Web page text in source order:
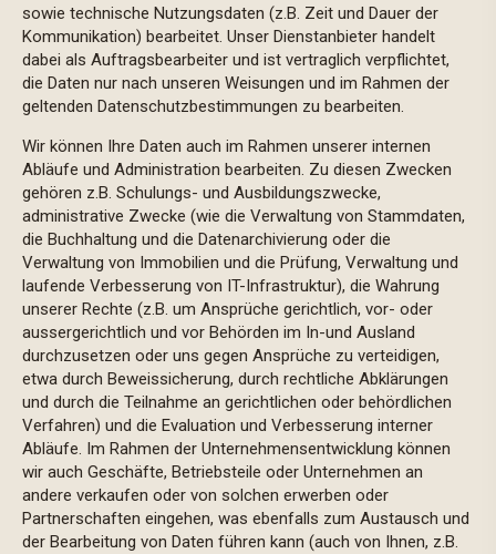
sowie technische Nutzungsdaten (z.B. Zeit und Dauer der
Kommunikation) bearbeitet. Unser Dienstanbieter handelt
dabei als Auftragsbearbeiter und ist vertraglich verpflichtet,
die Daten nur nach unseren Weisungen und im Rahmen der
geltenden Datenschutzbestimmungen zu bearbeiten.
Wir können Ihre Daten auch im Rahmen unserer internen
Abläufe und Administration bearbeiten. Zu diesen Zwecken
gehören z.B. Schulungs- und Ausbildungszwecke,
administrative Zwecke (wie die Verwaltung von Stammdaten,
die Buchhaltung und die Datenarchivierung oder die
Verwaltung von Immobilien und die Prüfung, Verwaltung und
laufende Verbesserung von IT-Infrastruktur), die Wahrung
unserer Rechte (z.B. um Ansprüche gerichtlich, vor- oder
aussergerichtlich und vor Behörden im In-und Ausland
durchzusetzen oder uns gegen Ansprüche zu verteidigen,
etwa durch Beweissicherung, durch rechtliche Abklärungen
und durch die Teilnahme an gerichtlichen oder behördlichen
Verfahren) und die Evaluation und Verbesserung interner
Abläufe. Im Rahmen der Unternehmensentwicklung können
wir auch Geschäfte, Betriebsteile oder Unternehmen an
andere verkaufen oder von solchen erwerben oder
Partnerschaften eingehen, was ebenfalls zum Austausch und
der Bearbeitung von Daten führen kann (auch von Ihnen, z.B.